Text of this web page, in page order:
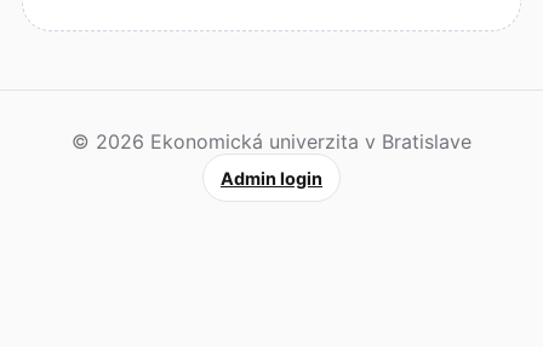
© 2026 Ekonomická univerzita v Bratislave
Admin login